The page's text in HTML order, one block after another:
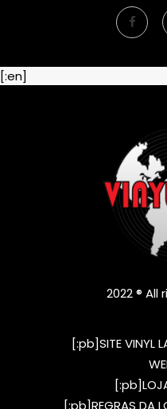
[:en]
2022 ® All
[:pb]SITE VINYL
[:pb]REGRAS DA